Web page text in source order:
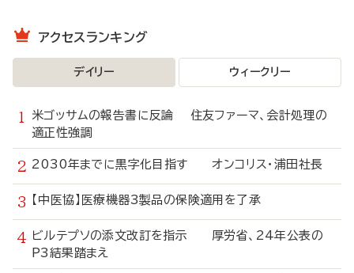
アクセスランキング
デイリー ウィークリー
米ゴッサムの報告書に反論 住友ファーマ、会計処理の
適正性強調
2030年までに黒字化目指す オンコリス・浦田社長
【中医協】医療機器3製品の保険適用を了承
ビルテプソの添文改訂を指示 厚労省、24年公表の
P3結果踏まえ